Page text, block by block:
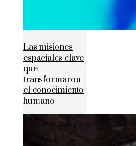
Las misiones
espaciales clave
que
transformaron
el conocimiento
humano